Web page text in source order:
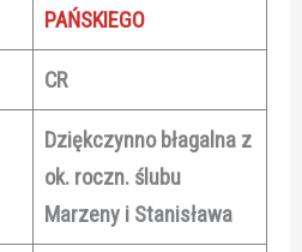
PAŃSKIEGO
CR
Dziękczynno błagalna z
ok. roczn. ślubu
Marzeny i Stanisława